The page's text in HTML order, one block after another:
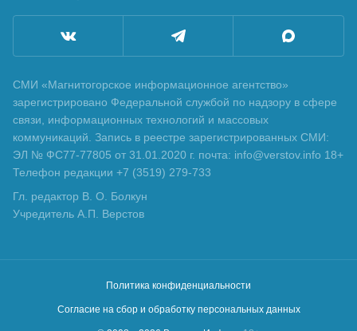
СМИ «Магнитогорское информационное агентство»
зарегистрировано Федеральной службой по надзору в сфере
связи, информационных технологий и массовых
коммуникаций. Запись в реестре зарегистрированных СМИ:
ЭЛ № ФС77-77805 от 31.01.2020 г. почта: info@verstov.info 18+
Телефон редакции +7 (3519) 279-733
Гл. редактор В. О. Болкун
Учредитель А.П. Верстов
Политика конфиденциальности
Согласие на сбор и обработку персональных данных